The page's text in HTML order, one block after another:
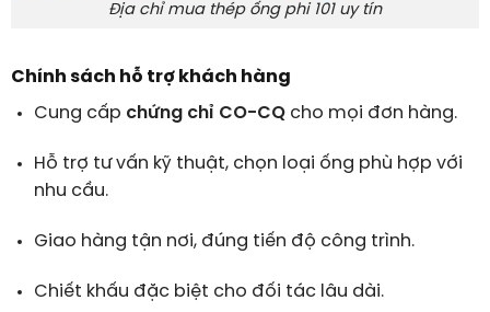
Địa chỉ mua thép ống phi 101 uy tín
Chính sách hỗ trợ khách hàng
Cung cấp chứng chỉ CO-CQcho mọi đơn hàng.
Hỗ trợ tư vấn kỹ thuật, chọn loại ống phù hợp với
nhu cầu.
Giao hàng tận nơi, đúng tiến độ công trình.
Chiết khấu đặc biệt cho đối tác lâu dài.